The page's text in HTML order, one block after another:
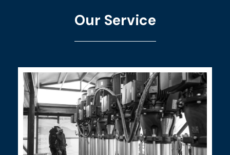
Our Service